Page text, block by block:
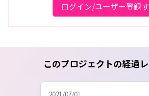
ログイン/ユーザー登録
このプロジェクトの経過
2021/07/01